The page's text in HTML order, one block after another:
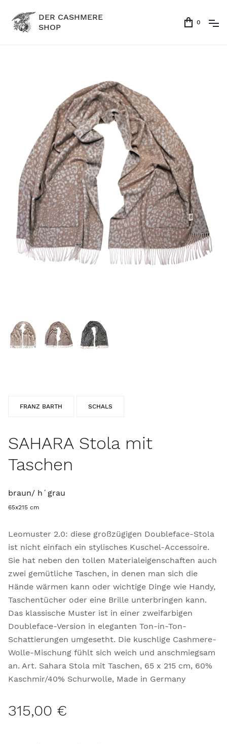
DER CASHMERE
SHOP
0
FRANZ BARTH SCHALS
SAHARA Stola mit
Taschen
braun/ h´grau
65x215 cm
Leomuster 2.0: diese großzügigen Doubleface-Stola
ist nicht einfach ein stylisches Kuschel-Accessoire.
Sie hat neben den tollen Materialeigenschaften auch
zwei gemütliche Taschen, in denen man sich die
Hände wärmen kann oder wichtige Dinge wie Handy,
Taschentücher oder eine Brille unterbringen kann.
Das klassische Muster ist in einer zweifarbigen
Doubleface-Version in eleganten Ton-in-Ton-
Schattierungen umgesetht. Die kuschlige Cashmere-
Wolle-Mischung fühlt sich weich und anschmiegsam
an. Art. Sahara Stola mit Taschen, 65 x 215 cm, 60%
Kaschmir/40% Schurwolle, Made in Germany
315,00 €